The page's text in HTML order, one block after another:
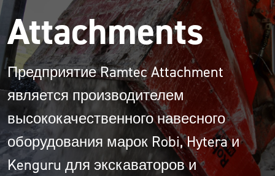
Attachments
Предприятие Ramtec Attachment
является производителем
высококачественного навесного
оборудования марок Robi, Hytera и
Kenguru для экскаваторов и